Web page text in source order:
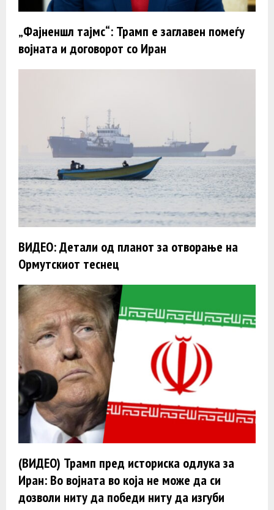
„Фајненшл тајмс“: Трамп e заглавен помеѓу
војната и договорот со Иран
ВИДЕО: Детали од планот за отворање на
Ормутскиот теснец
(ВИДЕО) Трамп пред историска одлука за
Иран: Во војната во која не може да си
дозволи ниту да победи ниту да изгуби